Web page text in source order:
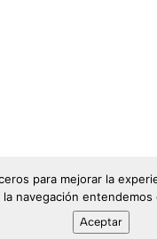
para mejorar la
navegación
Aceptar